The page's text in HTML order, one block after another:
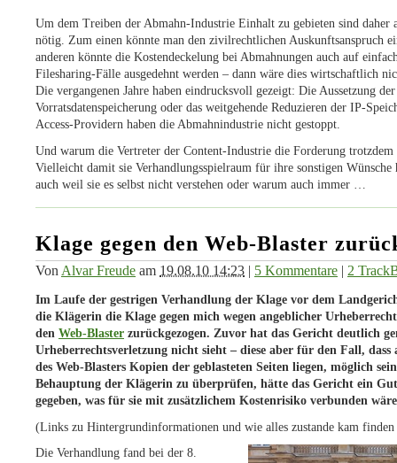
Um dem Treiben der Abmahn-Industrie Einhalt zu gebieten sind daher
nötig. Zum einen könnte man den zivilrechtlichen Auskunftsanspruch
anderen könnte die Kostendeckelung bei Abmahnungen auch auf
Filesharing-Fälle ausgedehnt werden – dann wäre dies wirtschaftlich
Die vergangenen Jahre haben eindrucksvoll gezeigt: Die Aussetzung der
Vorratsdatenspeicherung oder das weitgehende Reduzieren der IP-
Access-Providern haben die Abmahnindustrie nicht gestoppt.
Und warum die Vertreter der Content-Industrie die Forderung trotzdem
Vielleicht damit sie Verhandlungsspielraum für ihre sonstigen Wünsche
auch weil sie es selbst nicht verstehen oder warum auch immer …
Klage gegen den Web-Blaster
Von Alvar Freude am 19.08.10 14:23 | 5 Kommentare | 2
Im Laufe der gestrigen Verhandlung der Klage vor dem
die Klägerin die Klage gegen mich wegen angeblicher
den Web-Blaster zurückgezogen. Zuvor hat das Gericht deutlich
Urheberrechtsverletzung nicht sieht – diese aber für den Fall, dass
des Web-Blasters Kopien der geblasteten Seiten liegen, möglich
Behauptung der Klägerin zu überprüfen, hätte das Gericht ein
gegeben, was für sie mit zusätzlichem Kostenrisiko verbunden
(Links zu Hintergrundinformationen und wie alles zustande kam
Die Verhandlung fand bei der 8.